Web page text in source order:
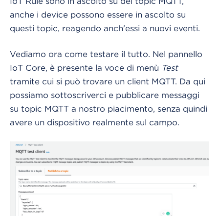
anche i device possono essere in ascolto su
questi topic, reagendo anch'essi a nuovi eventi.
Vediamo ora come testare il tutto. Nel pannello
IoT Core, è presente la voce di menù Test
tramite cui si può trovare un client MQTT. Da qui
possiamo sottoscriverci e pubblicare messaggi
su topic MQTT a nostro piacimento, senza quindi
avere un dispositivo realmente sul campo.